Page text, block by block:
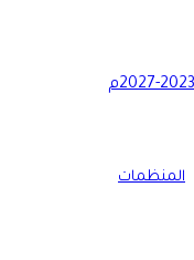
المنظمات